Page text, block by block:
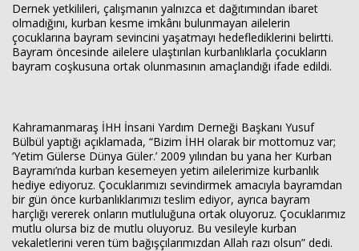
Dernek yetkilileri, çalışmanın yalnızca et dağıtımından ibaret
olmadığını, kurban kesme imkânı bulunmayan ailelerin
çocuklarına bayram sevincini yaşatmayı hedeflediklerini belirtti.
Bayram öncesinde ailelere ulaştırılan kurbanlıklarla çocukların
bayram coşkusuna ortak olunmasının amaçlandığı ifade edildi.
Kahramanmaraş İHH İnsani Yardım Derneği Başkanı Yusuf
Bülbül yaptığı açıklamada, “Bizim İHH olarak bir mottomuz var;
‘Yetim Gülerse Dünya Güler.’ 2009 yılından bu yana her Kurban
Bayramı’nda kurban kesemeyen yetim ailelerimize kurbanlık
hediye ediyoruz. Çocuklarımızı sevindirmek amacıyla bayramdan
bir gün önce kurbanlıklarımızı teslim ediyor, ayrıca bayram
harçlığı vererek onların mutluluğuna ortak oluyoruz. Çocuklarımız
mutlu olursa biz de mutlu oluyoruz. Bu vesileyle kurban
vekaletlerini veren tüm bağışçılarımızdan Allah razı olsun” dedi.